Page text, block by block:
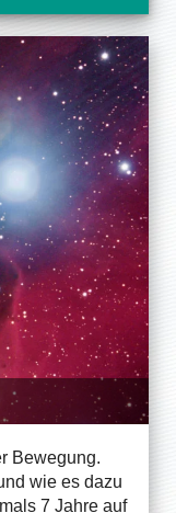
Bewegung.
wie es dazu
7 Jahre auf